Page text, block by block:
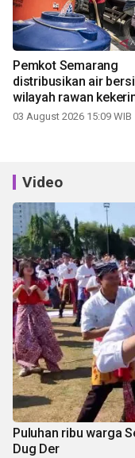
Pemkot Semarang
distribusikan air
wilayah rawan
03 August 2026 15:09 WIB
Video
Puluhan ribu warga
Dug Der